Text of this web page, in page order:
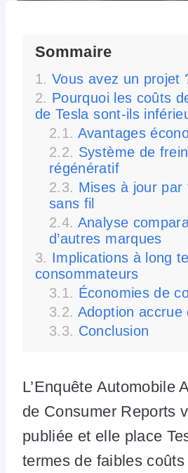
Sommaire
Vous avez un projet
Pourquoi les coûts
de Tesla sont-ils
Avantages
Système de
régénératif
Mises à jour par
sans fil
Analyse
d’autres marques
Implications à long
consommateurs
Économies de
Adoption accrue
Conclusion
L’Enquête Automobile
de Consumer Reports
publiée et elle place
termes de faibles coûts